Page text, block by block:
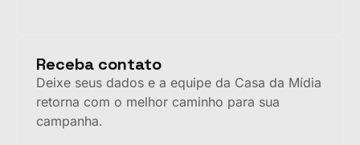
Receba contato
Deixe seus dados e a equipe da Casa da Mídia
retorna com o melhor caminho para sua
campanha.